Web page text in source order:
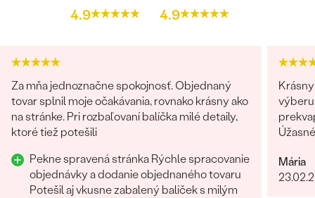
4.9 4.9
Za mňa jednoznačne spokojnosť. Objednaný
tovar splnil moje očakávania, rovnako krásny ako
na stránke. Pri rozbaľovaní balíčka milé detaily,
ktoré tiež potešili
Pekne spravená stránka Rýchle spracovanie
objednávky a dodanie objednaného tovaru
Potešil aj vkusne zabalený balíček s milým
výberu
Mária